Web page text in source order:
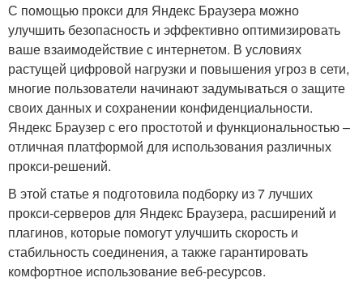
С помощью прокси для Яндекс Браузера можно
улучшить безопасность и эффективно оптимизировать
ваше взаимодействие с интернетом. В условиях
растущей цифровой нагрузки и повышения угроз в сети,
многие пользователи начинают задумываться о защите
своих данных и сохранении конфиденциальности.
Яндекс Браузер с его простотой и функциональностью –
отличная платформой для использования различных
прокси-решений.
В этой статье я подготовила подборку из 7 лучших
прокси-серверов для Яндекс Браузера, расширений и
плагинов, которые помогут улучшить скорость и
стабильность соединения, а также гарантировать
комфортное использование веб-ресурсов.